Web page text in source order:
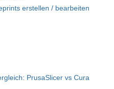
erstellen / bearbeiten
PrusaSlicer vs Cura